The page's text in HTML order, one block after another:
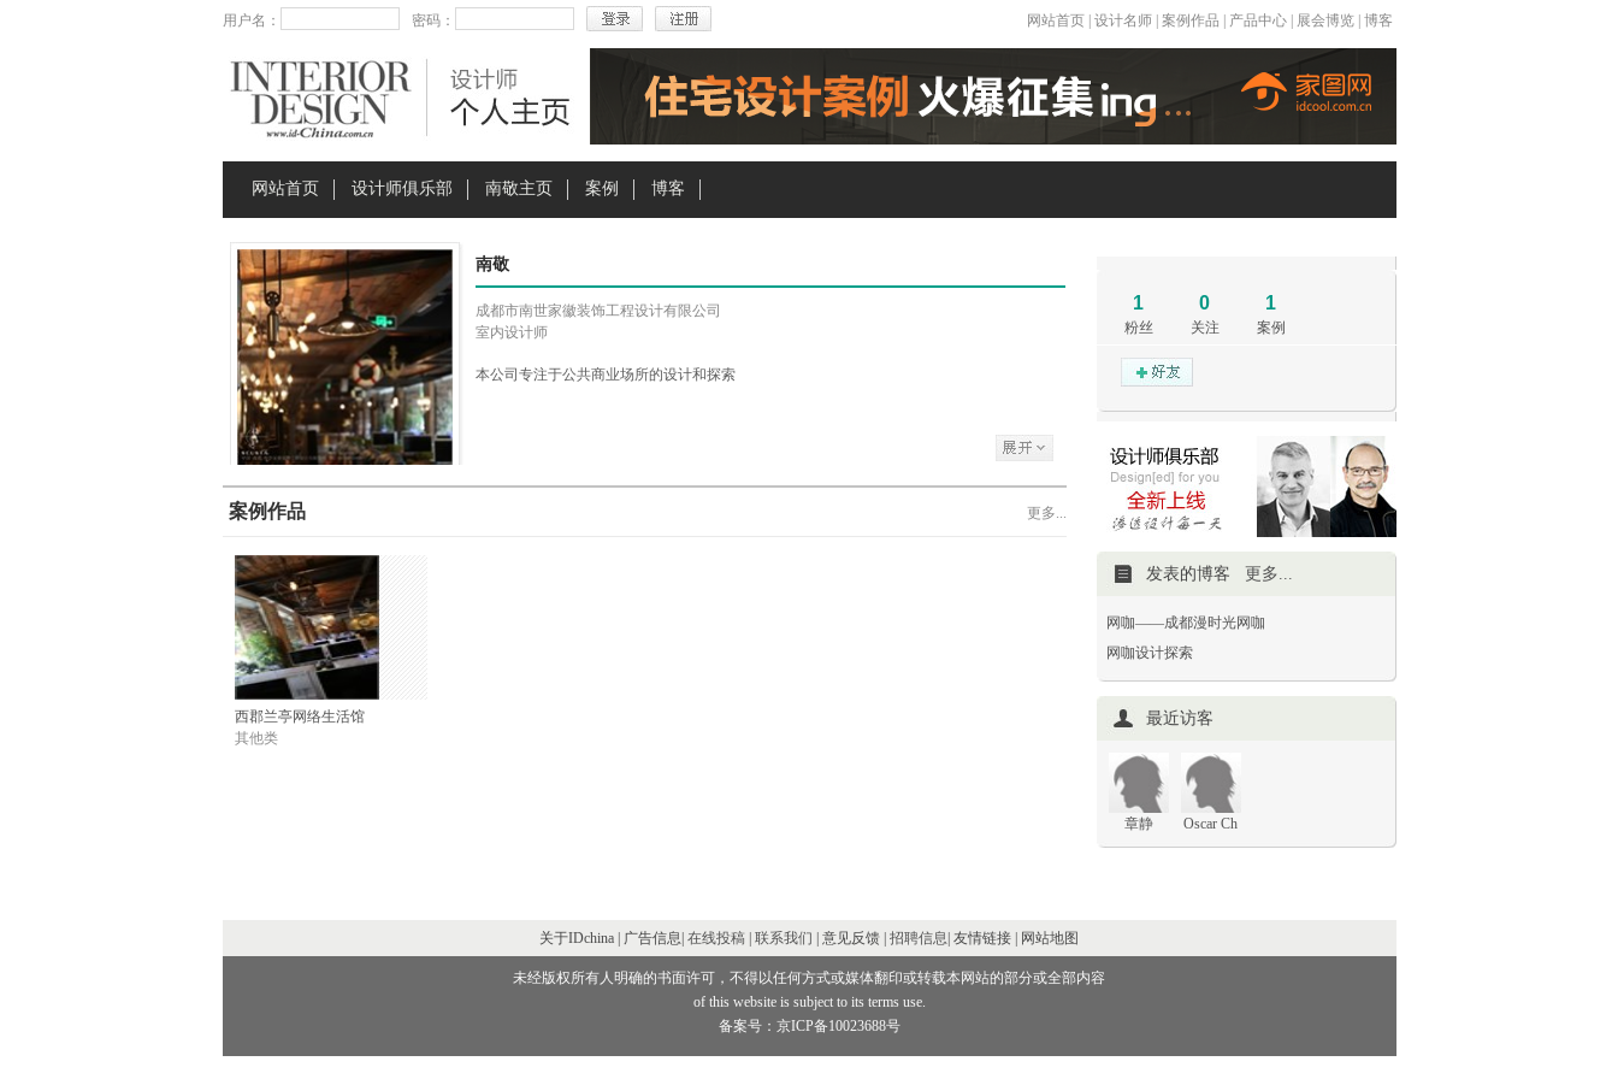
用户名： 密码： 网站首页| 设计名师| 案例作品 产品中心| 展会博览| 博客
网站首页 设计师俱乐部 南敬主页 案例 博客
南敬
成都市南世家徽装饰工程设计有限公司
室内设计师
本公司专注于公共商业场所的设计和探索
案例作品 更多...
西郡兰亭网络生活馆
其他类
1
粉丝
0
关注
1
案例
发表的博客 更多...
网咖——成都漫时光网咖
网咖设计探索
最近访客
章静 Oscar Ch
关于IDchina | 广告信息| 在线投稿 联系我们 | 意见反馈 | 招聘信息 | 友情链接 | 网站地图
未经版权所有人明确的书面许可，不得以任何方式或媒体翻印或转载本网站的部分或全部内容
of this website is subject to its terms use.
备案号：京ICP备10023688号